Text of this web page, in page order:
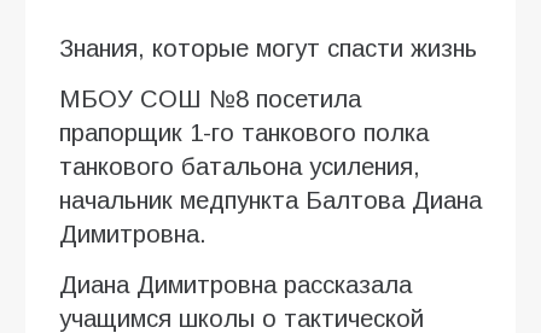
Знания, которые могут спасти жизнь
МБОУ СОШ №8 посетила
прапорщик 1-го танкового полка
танкового батальона усиления,
начальник медпункта Балтова Диана
Димитровна.
Диана Димитровна рассказала
учащимся школы о тактической